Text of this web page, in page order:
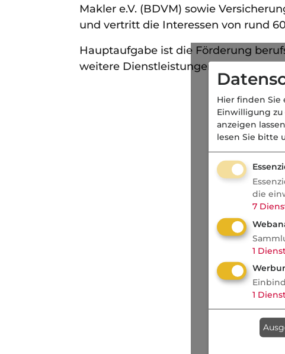
Makler e.V. (BDVM) sowie
und vertritt die Interessen von rund
Hauptaufgabe ist die Förderung
weitere Dienstleistungen angeboten.
Hier finden Sie
Einwilligung
anzeigen
lesen Sie bitte
die
7
1 Dienst
1